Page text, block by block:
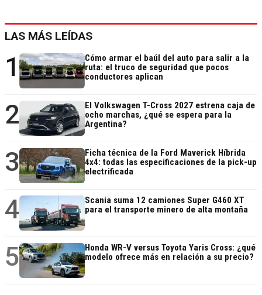
LAS MÁS LEÍDAS
1
Cómo armar el baúl del auto para salir a la
ruta: el truco de seguridad que pocos
conductores aplican
2
El Volkswagen T-Cross 2027 estrena caja de
ocho marchas, ¿qué se espera para la
Argentina?
3
Ficha técnica de la Ford Maverick Híbrida
4x4: todas las especificaciones de la pick-up
electrificada
4
Scania suma 12 camiones Super G460 XT
para el transporte minero de alta montaña
5
Honda WR-V versus Toyota Yaris Cross: ¿qué
modelo ofrece más en relación a su precio?